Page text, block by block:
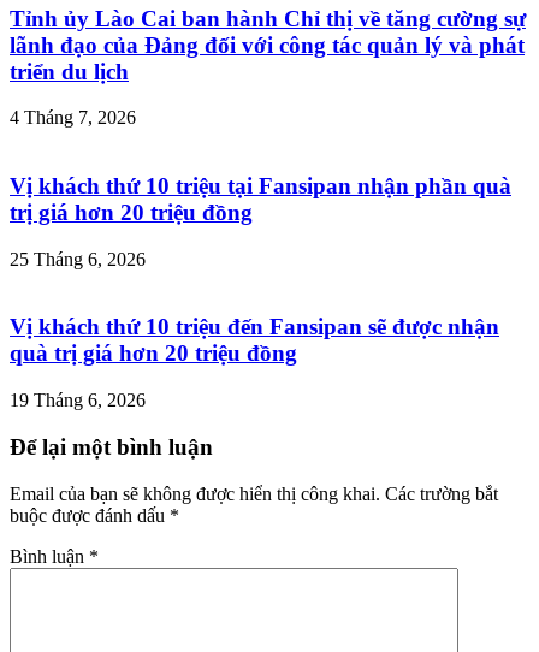
Tỉnh ủy Lào Cai ban hành Chỉ thị về tăng cường sự
lãnh đạo của Đảng đối với công tác quản lý và phát
triển du lịch
4 Tháng 7, 2026
Vị khách thứ 10 triệu tại Fansipan nhận phần quà
trị giá hơn 20 triệu đồng
25 Tháng 6, 2026
Vị khách thứ 10 triệu đến Fansipan sẽ được nhận
quà trị giá hơn 20 triệu đồng
19 Tháng 6, 2026
Để lại một bình luận
Email của bạn sẽ không được hiển thị công khai. Các trường bắt
buộc được đánh dấu *
Bình luận *